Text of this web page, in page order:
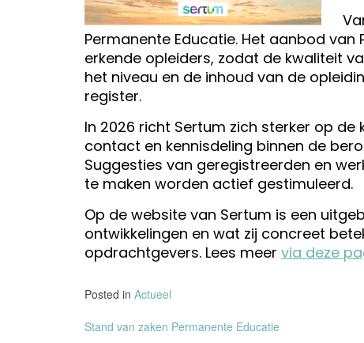
Permanente Educatie. Het aanbod
erkende opleiders, zodat de kwaliteit
het niveau en de inhoud van de
register.
In 2026 richt Sertum zich sterker op
contact en kennisdeling binnen de
Suggesties van geregistreerden en
te maken worden actief gestimuleerd.
Op de website van Sertum is een
ontwikkelingen en wat zij concreet
opdrachtgevers. Lees meer via deze
Posted in Actueel
Bericht
Stand van zaken Permanente Educatie